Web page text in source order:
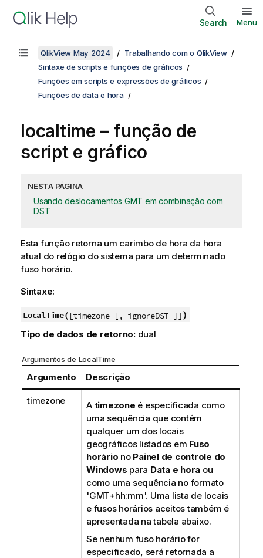
Search Menu
QlikView May 2024
Trabalhando com o QlikView
Sintaxe de scripts e funções de gráficos
Funções em scripts e expressões de gráficos
Funções de data e hora
localtime – função de
script e gráfico
NESTA PÁGINA
Usando deslocamentos GMT em combinação com
DST
Esta função retorna um carimbo de hora da hora
atual do relógio do sistema para um determinado
fuso horário.
Sintaxe:
LocalTime( [timezone [, ignoreDST ]])
Tipo de dados de retorno:dual
Argumentos de LocalTime
Argumento Descrição
timezone A timezone é especificada como
uma sequência que contém
qualquer um dos locais
geográficos listados em Fuso
horário no Painel de controle do
Windows para Data e hora ou
como uma sequência no formato
'GMT+hh:mm'. Uma lista de locais
e fusos horários aceitos também é
apresentada na tabela abaixo.
Se nenhum fuso horário for
especificado, será retornada a